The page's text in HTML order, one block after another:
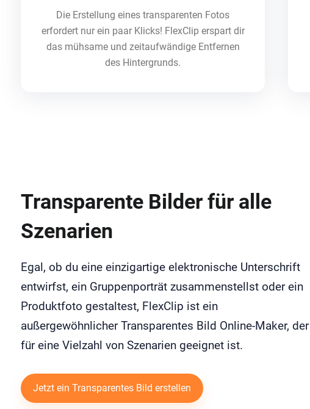
Die Erstellung eines transparenten Fotos
erfordert nur ein paar Klicks! FlexClip erspart dir
das mühsame und zeitaufwändige Entfernen
des Hintergrunds.
Transparente Bilder für alle
Szenarien
Egal, ob du eine einzigartige elektronische Unterschrift
entwirfst, ein Gruppenporträt zusammenstellst oder ein
Produktfoto gestaltest, FlexClip ist ein
außergewöhnlicher Transparentes Bild Online-Maker, der
für eine Vielzahl von Szenarien geeignet ist.
Jetzt ein Transparentes Bild erstellen